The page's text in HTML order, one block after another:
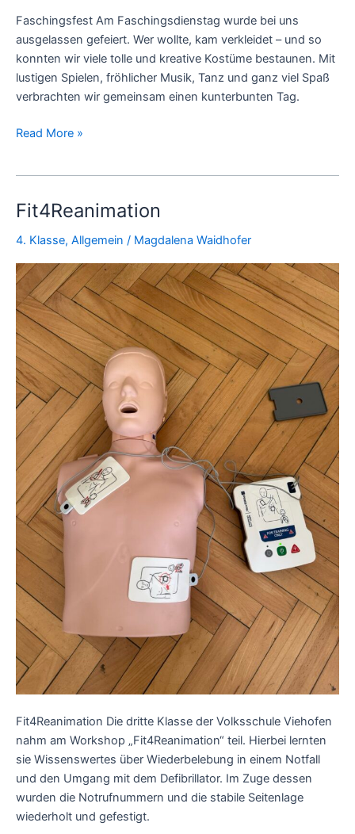
Faschingsfest Am Faschingsdienstag wurde bei uns
ausgelassen gefeiert. Wer wollte, kam verkleidet – und so
konnten wir viele tolle und kreative Kostüme bestaunen. Mit
lustigen Spielen, fröhlicher Musik, Tanz und ganz viel Spaß
verbrachten wir gemeinsam einen kunterbunten Tag.
Read More »
Fit4Reanimation
4. Klasse, Allgemein / Magdalena Waidhofer
Fit4Reanimation Die dritte Klasse der Volksschule Viehofen
nahm am Workshop „Fit4Reanimation“ teil. Hierbei lernten
sie Wissenswertes über Wiederbelebung in einem Notfall
und den Umgang mit dem Defibrillator. Im Zuge dessen
wurden die Notrufnummern und die stabile Seitenlage
wiederholt und gefestigt.
Fit4Reanimation